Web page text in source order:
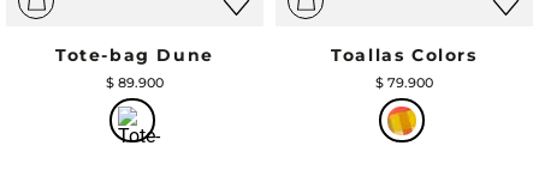
Tote-bag Dune
$ 89.900
Toallas Colors
$ 79.900